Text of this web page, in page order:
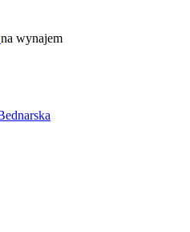
na wynajem